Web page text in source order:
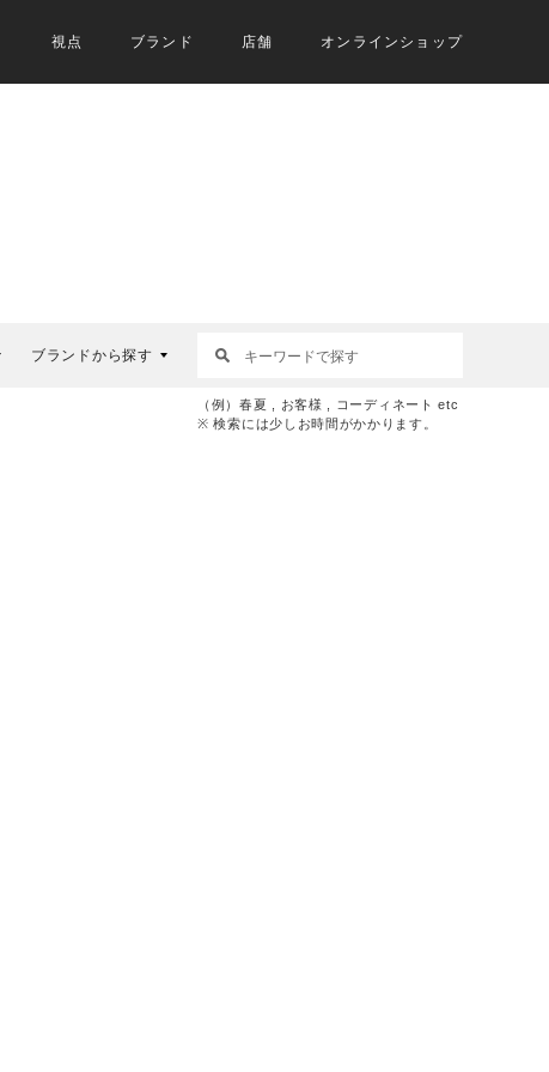
視点 ブランド 店舗 オンラインショップ
ブランドから探す
（例）春夏 , お客様 , コーディネート etc
※ 検索には少しお時間がかかります。